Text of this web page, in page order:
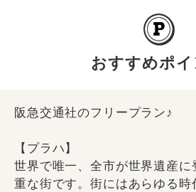
おすすめポイ
阪急交通社のフリープラン♪
【プラハ】
世界で唯一、全市が世界遺産に
重な街です。街にはあらゆる時